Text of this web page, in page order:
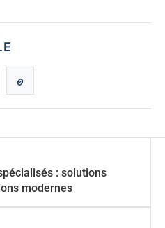
: solutions
modernes